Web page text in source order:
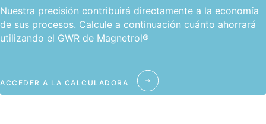
Nuestra precisión contribuirá directamente a la economía
de sus procesos. Calcule a continuación cuánto ahorrará
utilizando el GWR de Magnetrol®
ACCEDER A LA CALCULADORA